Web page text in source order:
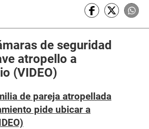
de seguridad
atropello a
(VIDEO)
de pareja atropellada
pide ubicar a